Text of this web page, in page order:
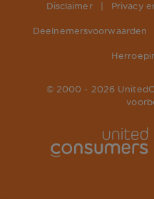
Disclaimer Privacy
Deelnemersvoorwaarden
© 2000 - 2026